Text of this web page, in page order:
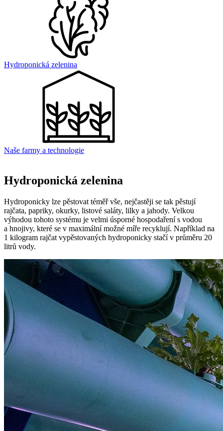
Hydroponická zelenina
Naše farmy a technologie
Hydroponická zelenina
Hydroponicky lze pěstovat téměř vše, nejčastěji se tak pěstují
rajčata, papriky, okurky, listové saláty, lilky a jahody. Velkou
výhodou tohoto systému je velmi úsporné hospodaření s vodou
a hnojivy, které se v maximální možné míře recyklují. Například na
1 kilogram rajčat vypěstovaných hydroponicky stačí v průměru 20
litrů vody.